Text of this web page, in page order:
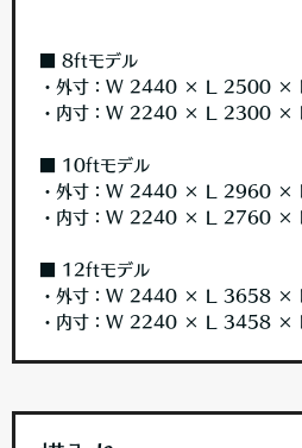
■ 8ftモデル
・外寸：W 2440 × L 2500 ×
・内寸：W 2240 × L 2300 ×
■ 10ftモデル
・外寸：W 2440 × L 2960 ×
・内寸：W 2240 × L 2760 ×
■ 12ftモデル
・外寸：W 2440 × L 3658 ×
・内寸：W 2240 × L 3458 ×